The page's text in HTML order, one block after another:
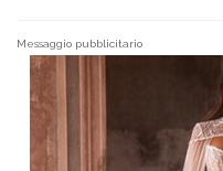
Messaggio pubblicitario